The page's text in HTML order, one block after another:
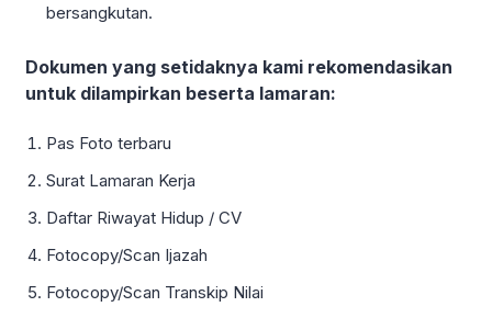
bersangkutan.
Dokumen yang setidaknya kami rekomendasikan
untuk dilampirkan beserta lamaran:
Pas Foto terbaru
Surat Lamaran Kerja
Daftar Riwayat Hidup / CV
Fotocopy/Scan Ijazah
Fotocopy/Scan Transkip Nilai